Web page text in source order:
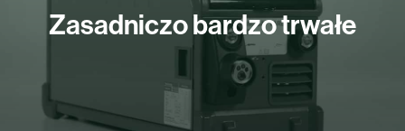
Zasadniczo bardzo trwałe